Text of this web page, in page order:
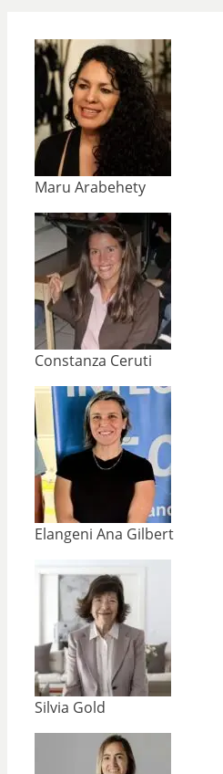
Maru Arabehety
Constanza Ceruti
Elangeni Ana Gilbert
Silvia Gold